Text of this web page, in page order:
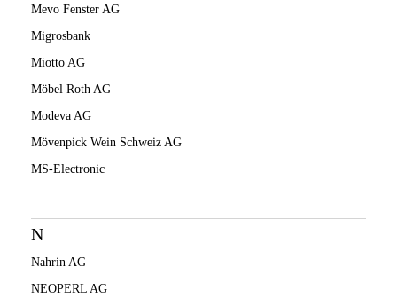
Mevo Fenster AG
Migrosbank
Miotto AG
Möbel Roth AG
Modeva AG
Mövenpick Wein Schweiz AG
MS-Electronic
N
Nahrin AG
NEOPERL AG